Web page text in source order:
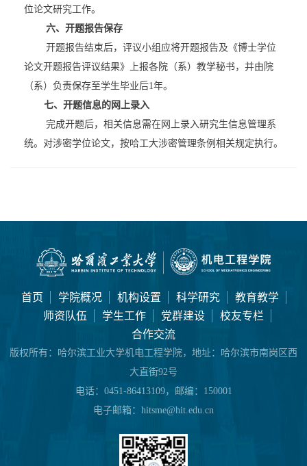
位论文研究工作。
六、开题报告保存
开题报告结束后，评议小组应将开题报告及《博士学位
论文开题报告评议结果》上报各院（系）教学秘书，并由院
（系）负责保存至学生毕业后1年。
七、开题信息的网上录入
完成开题后，相关信息需在网上录入研究生信息管理系
统。对涉密学位论文，按哈工大涉密管理条例相关规定执行。
首页 学院概况 机构设置 科学研究
教育教学
师资队伍
学生工作 党群建设
校友专栏
合作交流
版权所有： 哈尔滨工业大学机电工程学院，地址：哈尔滨市南岗区西
大直街92号
电话： 0451-86413109，邮编：150001
电子邮箱： hitsme@hit.edu.cn